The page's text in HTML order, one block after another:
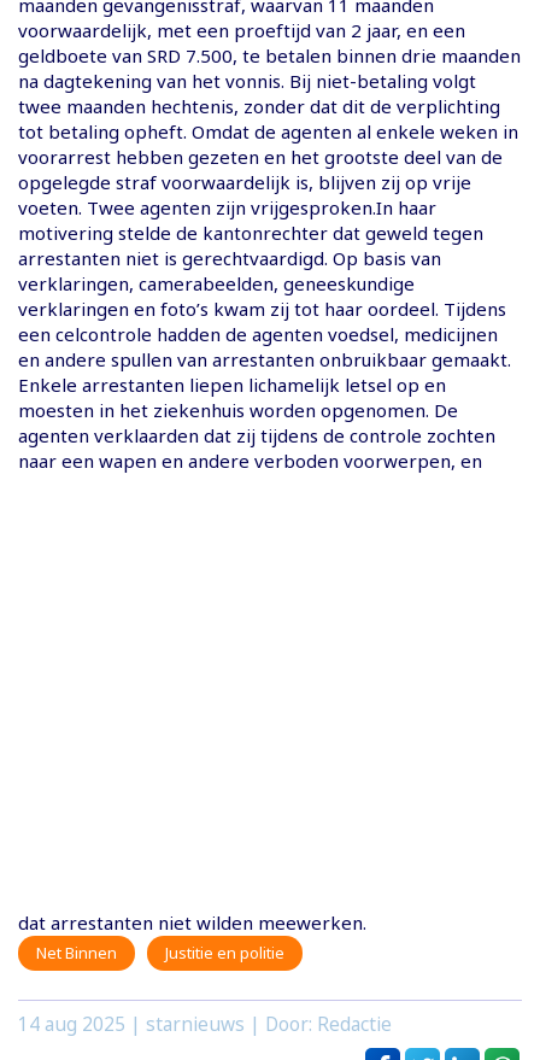
voorwaardelijk, met een proeftijd van 2 jaar, en een
geldboete van SRD 7.500, te betalen binnen drie maanden
na dagtekening van het vonnis. Bij niet-betaling volgt
twee maanden hechtenis, zonder dat dit de verplichting
tot betaling opheft. Omdat de agenten al enkele weken in
voorarrest hebben gezeten en het grootste deel van de
opgelegde straf voorwaardelijk is, blijven zij op vrije
voeten. Twee agenten zijn vrijgesproken.In haar
motivering stelde de kantonrechter dat geweld tegen
arrestanten niet is gerechtvaardigd. Op basis van
verklaringen, camerabeelden, geneeskundige
verklaringen en foto’s kwam zij tot haar oordeel. Tijdens
een celcontrole hadden de agenten voedsel, medicijnen
en andere spullen van arrestanten onbruikbaar gemaakt.
Enkele arrestanten liepen lichamelijk letsel op en
moesten in het ziekenhuis worden opgenomen. De
agenten verklaarden dat zij tijdens de controle zochten
naar een wapen en andere verboden voorwerpen, en
dat arrestanten niet wilden meewerken.
Net Binnen Justitie en politie
14 aug 2025 | starnieuws | Door: Redactie